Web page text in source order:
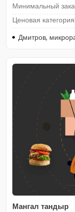
Минимальный
Ценовая
Дмитров,
Мангал тандыр